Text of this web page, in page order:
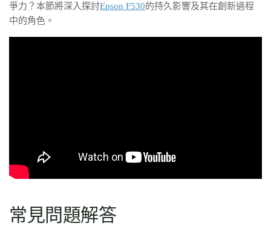
爭力？本節將深入探討Epson F530的持久影響及其在創新過程
中的角色。
常見問題解答